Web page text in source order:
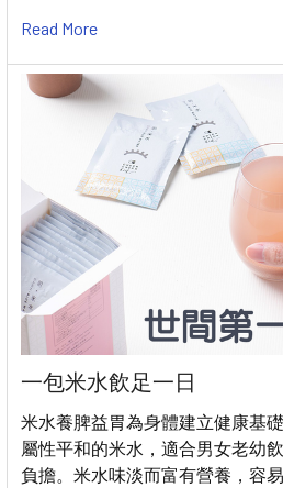
Read More
一包米水飲足一日
米水養脾益胃為身體建立健康基
屬性平和的米水，適合男女老幼
負擔。米水味淡而富有營養，容